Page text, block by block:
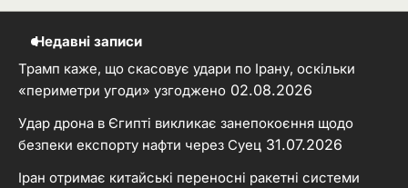
Недавні записи
Трамп каже, що скасовує удари по Ірану, оскільки
«периметри угоди» узгоджено 02.08.2026
Удар дрона в Єгипті викликає занепокоєння щодо
безпеки експорту нафти через Суец 31.07.2026
Іран отримає китайські переносні ракетні системи